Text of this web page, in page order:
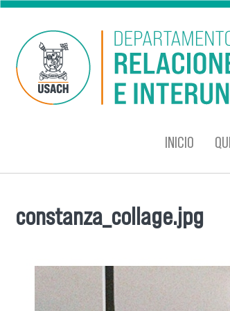
Pasar al contenido principal
INICIO
Se encuentra usted aquí
constanza_collage.jpg